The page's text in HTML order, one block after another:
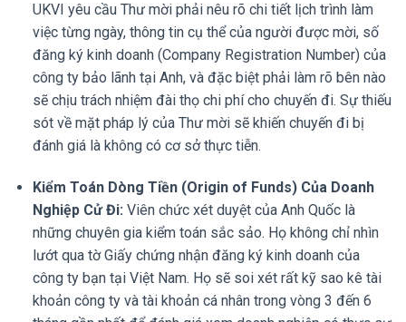
UKVI yêu cầu Thư mời phải nêu rõ chi tiết lịch trình làm
việc từng ngày, thông tin cụ thể của người được mời, số
đăng ký kinh doanh (Company Registration Number) của
công ty bảo lãnh tại Anh, và đặc biệt phải làm rõ bên nào
sẽ chịu trách nhiệm đài thọ chi phí cho chuyến đi. Sự thiếu
sót về mặt pháp lý của Thư mời sẽ khiến chuyến đi bị
đánh giá là không có cơ sở thực tiễn.
Kiểm Toán Dòng Tiền (Origin of Funds) Của Doanh
Nghiệp Cử Đi: Viên chức xét duyệt của Anh Quốc là
những chuyên gia kiểm toán sắc sảo. Họ không chỉ nhìn
lướt qua tờ Giấy chứng nhận đăng ký kinh doanh của
công ty bạn tại Việt Nam. Họ sẽ soi xét rất kỹ sao kê tài
khoản công ty và tài khoản cá nhân trong vòng 3 đến 6